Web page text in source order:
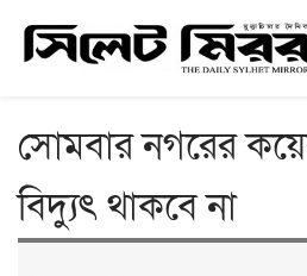
সোমবার নগরের
বিদ্যুৎ থাকবে না